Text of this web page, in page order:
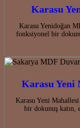
Karasu
Karasu Yenidoğan
fonksiyonel bir
Karasu Yeni
Karasu Yeni
bir dokunuş katın,